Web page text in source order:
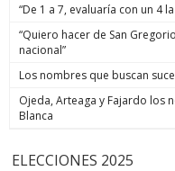
“De 1 a 7, evaluaría con un 4
“Quiero hacer de San
nacional”
Los nombres que buscan
Ojeda, Arteaga y Fajardo los
Blanca
ELECCIONES 2025